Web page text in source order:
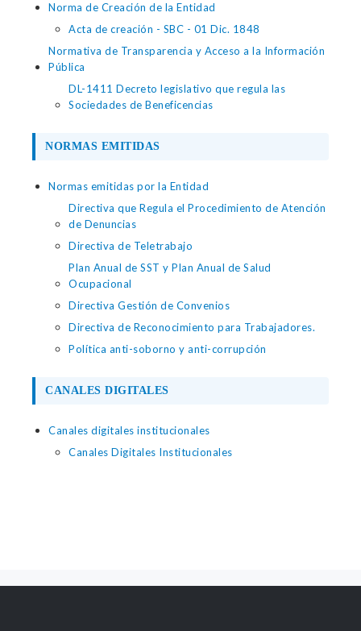
Norma de Creación de la Entidad
Acta de creación - SBC - 01 Dic. 1848
Normativa de Transparencia y Acceso a la Información
Pública
DL-1411 Decreto legislativo que regula las
Sociedades de Beneficencias
NORMAS EMITIDAS
Normas emitidas por la Entidad
Directiva que Regula el Procedimiento de Atención
de Denuncias
Directiva de Teletrabajo
Plan Anual de SST y Plan Anual de Salud
Ocupacional
Directiva Gestión de Convenios
Directiva de Reconocimiento para Trabajadores.
Política anti-soborno y anti-corrupción
CANALES DIGITALES
Canales digitales institucionales
Canales Digitales Institucionales